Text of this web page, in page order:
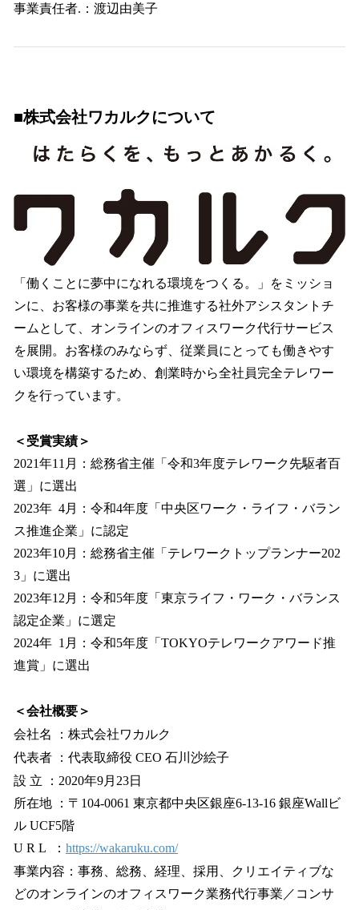
事業責任者.：渡辺由美子
■株式会社ワカルクについて
「働くことに夢中になれる環境をつくる。」をミッショ
ンに、お客様の事業を共に推進する社外アシスタントチ
ームとして、オンラインのオフィスワーク代行サービス
を展開。お客様のみならず、従業員にとっても働きやす
い環境を構築するため、創業時から全社員完全テレワー
クを行っています。
＜受賞実績＞
2021年11月：総務省主催「令和3年度テレワーク先駆者百
選」に選出
2023年 4月：令和4年度「中央区ワーク・ライフ・バラン
ス推進企業」に認定
2023年10月：総務省主催「テレワークトップランナー202
3」に選出
2023年12月：令和5年度「東京ライフ・ワーク・バランス
認定企業」に選定
2024年 1月：令和5年度「TOKYOテレワークアワード推
進賞」に選出
＜会社概要＞
会社名 ：株式会社ワカルク
代表者 ：代表取締役 CEO 石川沙絵子
設 立 ：2020年9月23日
所在地 ：〒104-0061 東京都中央区銀座6-13-16 銀座Wallビ
ル UCF5階
U R L ： https://wakaruku.com/
事業内容：事務、総務、経理、採用、クリエイティブな
どのオンラインのオフィスワーク業務代行事業／コンサ